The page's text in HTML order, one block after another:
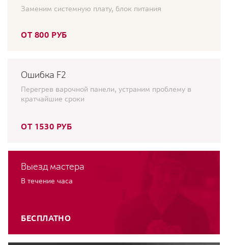
Заменим системную плату, блок питания
ОТ 800 РУБ
Ошибка F2
Перегрев варочной панели, устраним проблему в
кратчайшие сроки
ОТ 1530 РУБ
Выезд мастера
В течение часа
БЕСПЛАТНО